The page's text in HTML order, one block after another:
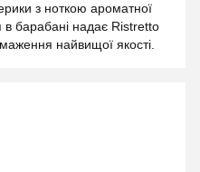
з ноткою ароматної
барабані надає Ristretto
найвищої якості.